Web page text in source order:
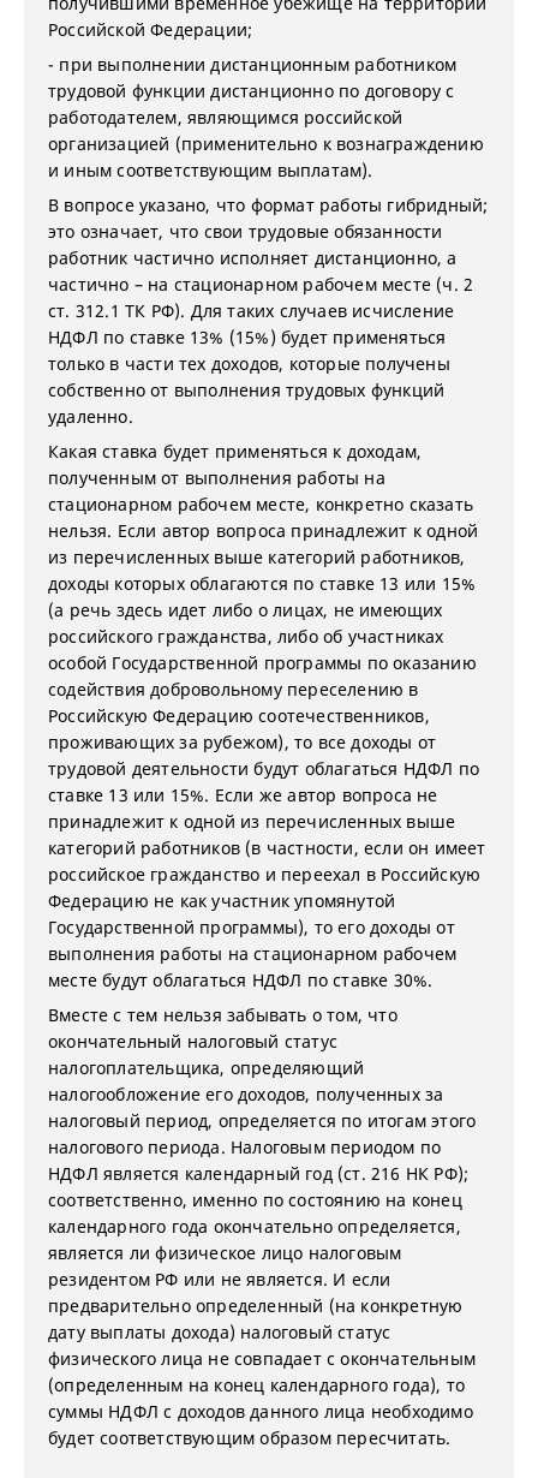
Российской Федерации;
- при выполнении дистанционным работником
трудовой функции дистанционно по договору с
работодателем, являющимся российской
организацией (применительно к вознаграждению
и иным соответствующим выплатам).
В вопросе указано, что формат работы гибридный;
это означает, что свои трудовые обязанности
работник частично исполняет дистанционно, а
частично – на стационарном рабочем месте (ч. 2
ст. 312.1 ТК РФ). Для таких случаев исчисление
НДФЛ по ставке 13% (15%) будет применяться
только в части тех доходов, которые получены
собственно от выполнения трудовых функций
удаленно.
Какая ставка будет применяться к доходам,
полученным от выполнения работы на
стационарном рабочем месте, конкретно сказать
нельзя. Если автор вопроса принадлежит к одной
из перечисленных выше категорий работников,
доходы которых облагаются по ставке 13 или 15%
(а речь здесь идет либо о лицах, не имеющих
российского гражданства, либо об участниках
особой Государственной программы по оказанию
содействия добровольному переселению в
Российскую Федерацию соотечественников,
проживающих за рубежом), то все доходы от
трудовой деятельности будут облагаться НДФЛ по
ставке 13 или 15%. Если же автор вопроса не
принадлежит к одной из перечисленных выше
категорий работников (в частности, если он имеет
российское гражданство и переехал в Российскую
Федерацию не как участник упомянутой
Государственной программы), то его доходы от
выполнения работы на стационарном рабочем
месте будут облагаться НДФЛ по ставке 30%.
Вместе с тем нельзя забывать о том, что
окончательный налоговый статус
налогоплательщика, определяющий
налогообложение его доходов, полученных за
налоговый период, определяется по итогам этого
налогового периода. Налоговым периодом по
НДФЛ является календарный год (ст. 216 НК РФ);
соответственно, именно по состоянию на конец
календарного года окончательно определяется,
является ли физическое лицо налоговым
резидентом РФ или не является. И если
предварительно определенный (на конкретную
дату выплаты дохода) налоговый статус
физического лица не совпадает с окончательным
(определенным на конец календарного года), то
суммы НДФЛ с доходов данного лица необходимо
будет соответствующим образом пересчитать.